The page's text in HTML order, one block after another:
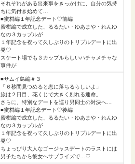
それぞれがある出来事をきっかけに、自分の気持
ちに気付き始めて…
■蜜柑編１年記念デート♡前編
蜜柑編で成立した、るるたい・ゆあまや・れんゆ
なの３カップルが
１年記念を祝って久しぶりのトリプルデートに出
発♡
スケート場でも３カップルらしいハチャメチャな
事件が…
■サムイ島編＃３
「６秒間見つめると恋に落ちるらしいよ」
旅は２日目、花くじで大きく別れる運命。
さらに、特別なデートを巡り男同士の対決へ…
■蜜柑編１年記念デート♡後編
蜜柑編で成立した、るるたい・ゆあまや・れんゆ
なの３カップルが
１年記念を祝って久しぶりのトリプルデートに出
発♡
ちょっぴり大人なゴージャスデートのラストには
男子たちから彼女へサプライズで…♡